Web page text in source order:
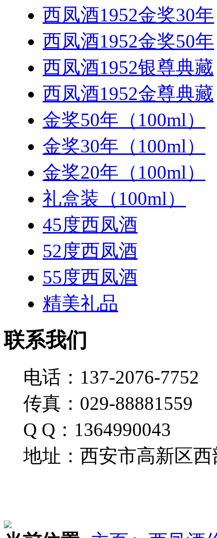
西凤酒1952金奖30年
西凤酒1952金奖50年
西凤酒1952银尊典藏
西凤酒1952金尊典藏
金奖50年（100ml）
金奖30年（100ml）
金奖20年（100ml）
礼盒装（100ml）
45度西凤酒
52度西凤酒
55度西凤酒
精美礼品
联系我们
电话：137-2076-7752
传真：029-88881559
Q Q：1364990043
地址：西安市高新区西